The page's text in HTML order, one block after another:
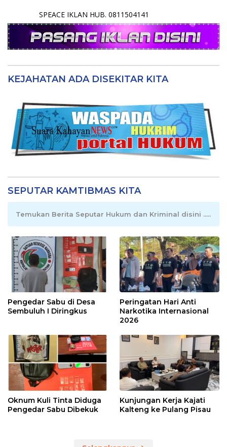
SPEACE IKLAN HUB. 0811504141
KEJAHATAN ADA DISEKITAR KITA
SEPUTAR KAMTIBMAS KITA
Temukan Berita Seputar Hukum dan Kriminal disini .....
Pengedar Sabu di Desa
Sembuluh I Diringkus
Peringatan Hari Anti
Narkotika Internasional
2026
Oknum Kuli Tinta Diduga
Pengedar Sabu Dibekuk
Kunjungan Kerja Kajati
Kalteng ke Pulang Pisau